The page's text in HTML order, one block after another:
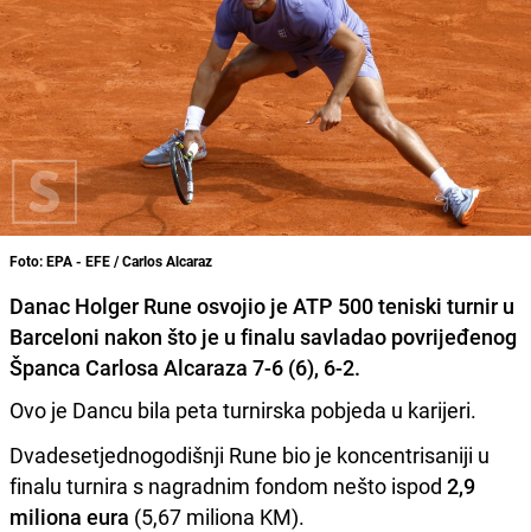
Foto: EPA - EFE / Carlos Alcaraz
Danac Holger Rune osvojio je ATP 500 teniski turnir u
Barceloni nakon što je u finalu savladao povrijeđenog
Španca Carlosa Alcaraza 7-6 (6), 6-2.
Ovo je Dancu bila peta turnirska pobjeda u karijeri.
Dvadesetjednogodišnji Rune bio je koncentrisaniji u
finalu turnira s nagradnim fondom nešto ispod 2,9
miliona eura (5,67 miliona KM).